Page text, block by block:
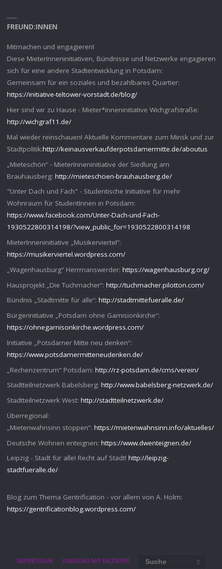
FREUND:INNEN
Mitmachen und engagieren!
Diese MieterInneninitiativen, Bündnisse und Netzwerke engagieren
sich für eine andere Stadtentwicklung in Potsdam:
Gemeinsam für ein soziales und bezahlbares Quartier:
https://initiative-teltower-vorstadt.de/blog/
Hier sind wir zu Hause - Mieter*inneninitiative Wichgrafstraße:
http://wichgraf11.de/
Mal wieder reinschauen! Aktuelle Kommentare zum Minsk und zur
Stadtpolitik:http://keinausverkaufderpotsdamermitte.de/aboutus
„Mieteschön“ - MieterInneninitiative der Siedlung am
Brauhausberg: http://mieteschoen-brauhausberg.de/
"Unter Dach und Fach" - Studentische Initiative für mehr
Wohnraum für StudentInnen in Potsdam:
https://www.facebook.com/Unter-Dach-und-Fach-
1930522800314198/?view_public_for=1930522800314198
MieterInneninitiative „Musikerviertel“:
https://musikerviertel.wordpress.com/
„Wagenhausburg“ Herrmanswerder: https://wagenhausburg.org/
Hausprojekt „Die Tuchmacher“: http://tuchmacher.pilotton.com/
Bündnis „Stadtmitte für alle“: http://stadtmittefueralle.de/
Bürgerinitiative „Potsdam ohne Garnisionkirche“:
https://ohnegarnisonkirche.wordpress.com/
Initiative „Potsdamer Mitte neu denken“:
https://www.potsdamermitteneudenken.de/
„Rechenzentrum“ Potsdam: http://rz-potsdam.de/cms/verein/
Stadtteilnetzwerk Babelsberg: http://www.babelsberg-netzwerk.de/
Stadtteilnetzwerk West: http://stadtteilnetzwerk.de/
Überregional:
„Mietenwahnsinn stoppen“: https://mietenwahnsinn.info/aktuelles/
Deutsche Wohnen enteignen: https://www.dwenteignen.de/
Leipzig - Stadt für alle! Recht auf Stadt! http://leipzig-
stadtfueralle.de/
Blog zum Thema Gentrification - vor allem von A. Holm:
https://gentrificationblog.wordpress.com/
IMPRESSUM UMGANG MIT BILDERN SUCHE